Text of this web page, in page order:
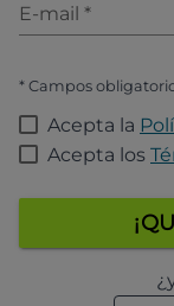
E-mail *
* Campos
Acepta la
Acepta los